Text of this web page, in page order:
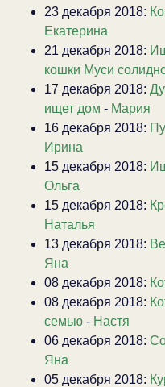
23 декабря 2018:
Екатерина
21 декабря 2018:
кошки Муси
17 декабря 2018:
ищет дом - Мария
16 декабря 2018:
Ирина
15 декабря 2018:
Ольга
15 декабря 2018:
Наталья
13 декабря 2018:
Яна
08 декабря 2018:
08 декабря 2018:
семью - Настя
06 декабря 2018:
Яна
05 декабря 2018: